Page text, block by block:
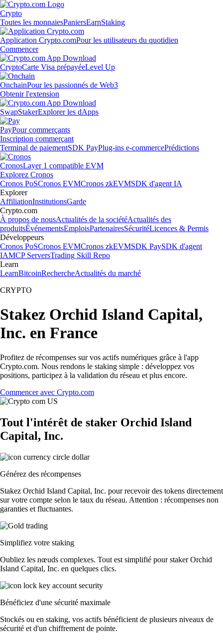
Crypto
Toutes les monnaiesPaniersEarnStaking
Application Crypto.comPour les utilisateurs du quotidien
Commencer
CryptoCarte Visa prépayéeLevel Up
OnchainPour les passionnés de Web3
Obtenir l'extension
SwapStakerExplorer les dApps
PayPour commerçants
Inscription commerçant
Terminal de paiementSDK PayPlug-ins e-commercePrédictions
CronosLayer 1 compatible EVM
Explorez Cronos
Cronos PoSCronos EVMCronos zkEVMSDK d'agent IA
Explorer
AffiliationInstitutionsGarde
Crypto.com
À propos de nousActualités de la sociétéActualités des
produitsÉvénementsEmploisPartenairesSécuritéLicences & Permis
Développeurs
Cronos PoSCronos EVMCronos zkEVMSDK PaySDK d'agent
IAMCP ServersTrading Skill Repo
Learn
LearnBitcoinRechercheActualités du marché
CRYPTO
Stakez Orchid Island Capital,
Inc. en France
Profitez de récompenses sur vos actifs numériques grâce à l'app
Crypto.com. Nous rendons le staking simple : développez vos
positions, participez à la validation du réseau et plus encore.
Commencer avec Crypto.com
Tout l'intérêt de staker Orchid Island
Capital, Inc.
Générez des récompenses
Stakez Orchid Island Capital, Inc. pour recevoir des tokens directement
sur votre compte selon le taux du réseau. Attention : récompenses non
garanties et fluctuantes.
Simplifiez votre staking
Oubliez les nœuds complexes. Tout est simplifié pour staker Orchid
Island Capital, Inc. en quelques clics.
Bénéficiez d'une sécurité maximale
Stockés ou en staking, vos actifs bénéficient de plusieurs niveaux de
sécurité et d'un chiffrement de pointe.